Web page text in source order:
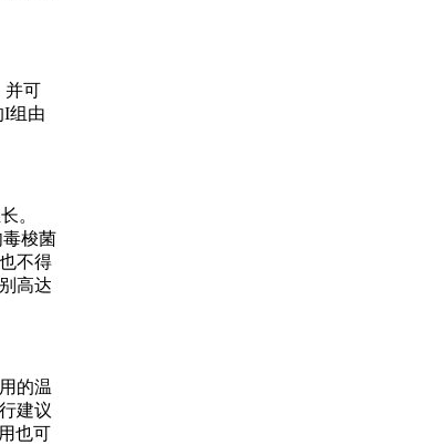
并可
I组由
。
梭菌
不得
高达
的温
建议
也可